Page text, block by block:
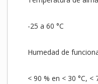
-25 a 60 °C
Humedad de
< 90 % en < 30 °C, <